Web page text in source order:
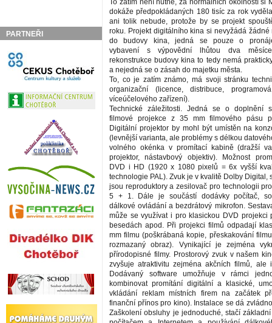
PARTNEŘI
To zatím není nutné, za normálních okolností si
dokáže předpokládaných 180 tisíc za rok
ani tolik nebude, protože by se projekt
roku. Projekt digitálního kina si nevyžádá žádné
do budovy kina, jedná se pouze o
vybavení s výpovědní lhůtou dva
rekonstrukce budovy kina to tedy nemá
a nejedná se o zásah do majetku města.
To, co je zatím známo, má svoji stránku
organizační (licence, distribuce,
víceúčelového zařízení).
Technické záležitosti. Jedná se o doplnění
filmové projekce z 35 mm filmového pásu
Digitální projektor by mohl být umístěn na
(levnější varianta, ale problémy s délkou
volného okénka v promítací kabině (dražší
projektor, nástavbový objektiv). Možnost
DVD i HD (1920 x 1080 pixelů = 6x vyšší
technologie PAL). Zvuk je v kvalitě Dolby Digital,
jsou reproduktory a zesilovač pro technologii
5 + 1. Dále je součástí dodávky počítač,
dálkové ovládání a bezdrátový mikrofon.
může se využívat i pro klasickou DVD projekci
besedách apod. Při projekci filmů odpadají
mm filmu (poškrábaná kopie, přeskakování
rozmazaný obraz). Vynikající je zejména
přírodopisné filmy. Prostorový zvuk v našem
zvyšuje atraktivitu zejména akčních filmů, ale
Dodávaný software umožňuje v rámci
kombinovat promítání digitální a klasické,
vkládání reklam místních firem na začátek
finanční přínos pro kino). Instalace se dá
Zaškolení obsluhy je jednoduché, stačí